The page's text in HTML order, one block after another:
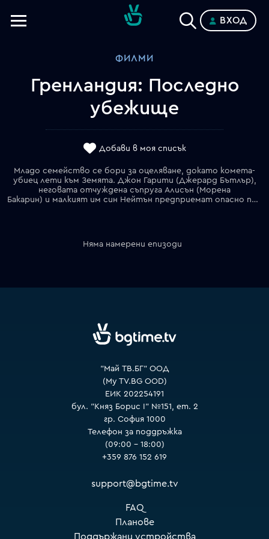
ВХОД
ФИЛМИ
Гренландия: Последно
убежище
Добави в моя списък
Младо семейство се бори за оцеляване, докато комета-
убиец лети към Земята. Джон Гарити (Джерард Бътлър),
неговата отчуждена съпруга Алисън (Морена
Бакарин) и малкият им син Нейтън предприемат опасно пътуване към единствената си надежда за спасение. Докато се борят с ужасяващите последици от падащи фрагменти на кометата, нарастващата паника и беззаконие около тях, Гарити се сблъскват едновременно с най-доброто и най-лошото, заложено в човека. Глобалният апокалипсис е близо до своята кулминация и те ще трябва да направят последен отчаян опит да стигнат навреме до последното оцеляло убежище в далечна Гренландия.
Няма намерени епизоди
"Май ТВ.БГ" ООД
(My TV.BG OOD)
ЕИК 202254191
бул. "Княз Борис I" №151, ет. 2
гр. София 1000
Телефон за поддръжка
(09:00 – 18:00)
+359 876 152 619
support@bgtime.tv
FAQ
Планове
Поддържани устройства